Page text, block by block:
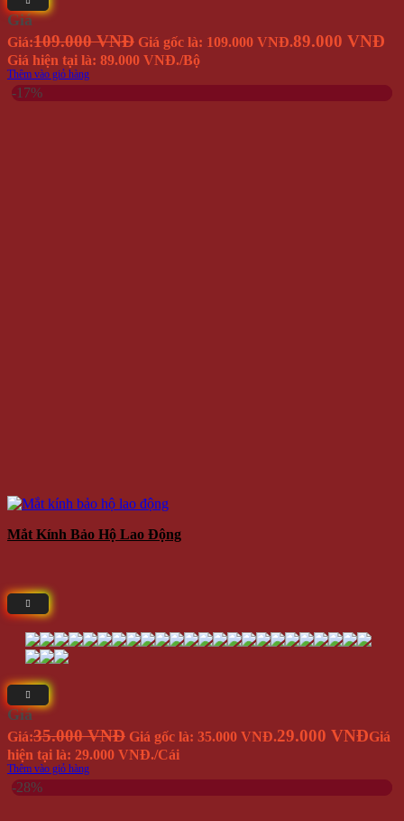
Giá
Giá:109.000 VNĐ Giá gốc là: 109.000 VNĐ.89.000 VNĐ
Giá hiện tại là: 89.000 VNĐ./Bộ
Thêm vào giỏ hàng
-17%
Mắt Kính Bảo Hộ Lao Động
Giá
Giá:35.000 VNĐ Giá gốc là: 35.000 VNĐ.29.000 VNĐGiá
hiện tại là: 29.000 VNĐ./Cái
Thêm vào giỏ hàng
-28%